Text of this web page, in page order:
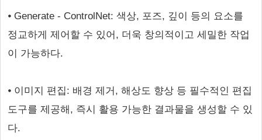
⦁ Generate - ControlNet: 색상, 포즈, 깊이 등의 요소를
정교하게 제어할 수 있어, 더욱 창의적이고 세밀한 작업
이 가능하다.
⦁ 이미지 편집: 배경 제거, 해상도 향상 등 필수적인 편집
도구를 제공해, 즉시 활용 가능한 결과물을 생성할 수 있
다.